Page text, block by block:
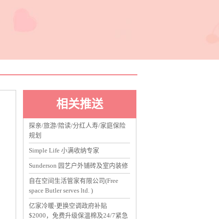
相关推送
探亲/旅游/陪读/分红人寿/家庭保险
规划
Simple Life 小满收纳专家
Sunderson 园艺户外铺砖及室内装修
自在空间生活管家有限公司(Free
space Butler serves ltd. )
亿家冷暖-更换空调政府补贴
$2000，免费升级保温棉及24/7紧急